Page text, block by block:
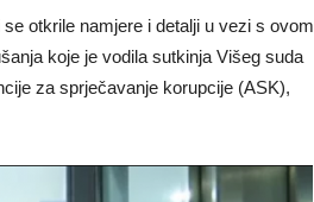
otkrile namjere i detalji u vezi s ovom
koje je vodila sutkinja Višeg suda
za sprječavanje korupcije (ASK),